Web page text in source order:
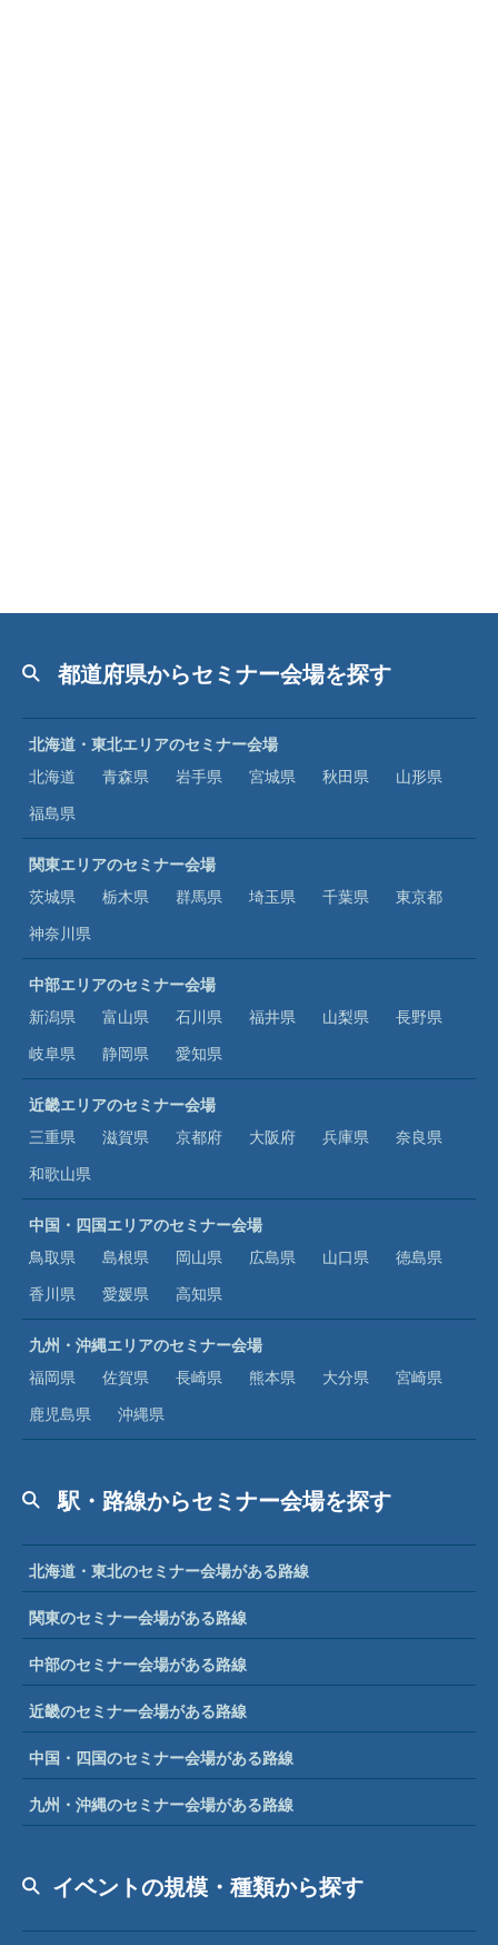
都道府県からセミナー会場を探す
北海道・東北エリアのセミナー会場
北海道
青森県 岩手県 宮城県 秋田県
山形県
福島県
関東エリアのセミナー会場
茨城県
栃木県 群馬県 埼玉県 千葉県
東京都
神奈川県
中部エリアのセミナー会場
新潟県
富山県 石川県 福井県 山梨県
長野県
岐阜県
静岡県 愛知県
近畿エリアのセミナー会場
三重県
滋賀県 京都府 大阪府 兵庫県
奈良県
和歌山県
中国・四国エリアのセミナー会場
鳥取県
島根県 岡山県 広島県 山口県
徳島県
香川県
愛媛県 高知県
九州・沖縄エリアのセミナー会場
福岡県
佐賀県 長崎県 熊本県 大分県
宮崎県
鹿児島県
沖縄県
駅・路線からセミナー会場を探す
北海道・東北のセミナー会場がある路線
関東のセミナー会場がある路線
中部のセミナー会場がある路線
近畿のセミナー会場がある路線
中国・四国のセミナー会場がある路線
九州・沖縄のセミナー会場がある路線
イベントの規模・種類から探す